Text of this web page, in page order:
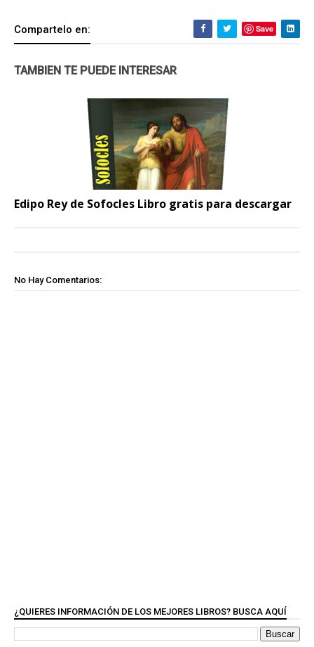
Compartelo en: Save
TAMBIEN TE PUEDE INTERESAR
Edipo Rey de Sofocles Libro gratis para descargar
No Hay Comentarios:
¿QUIERES INFORMACIÓN DE LOS MEJORES LIBROS? BUSCA AQUÍ